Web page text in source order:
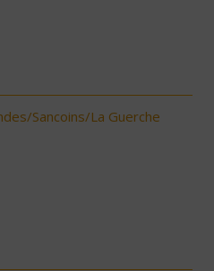
Sancoins/La Guerche